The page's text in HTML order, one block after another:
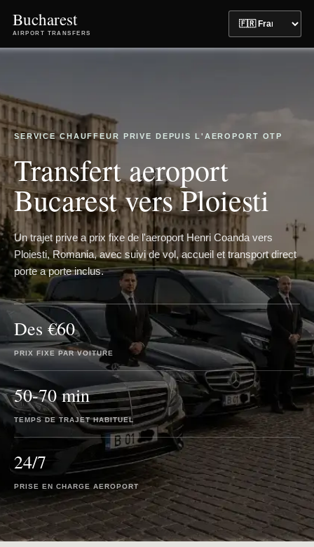
Bucharest
AIRPORT TRANSFERS
SERVICE CHAUFFEUR PRIVE DEPUIS L'AEROPORT OTP
Transfert aeroport
Bucarest vers Ploiesti
Un trajet prive a prix fixe de l'aeroport Henri Coanda vers
Ploiesti, Romania, avec suivi de vol, accueil et transport direct
porte a porte inclus.
Des €60
PRIX FIXE PAR VOITURE
50-70 min
TEMPS DE TRAJET HABITUEL
24/7
PRISE EN CHARGE AEROPORT